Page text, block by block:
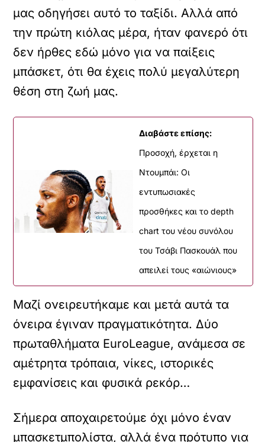
μας οδηγήσει αυτό το ταξίδι. Αλλά από
την πρώτη κιόλας μέρα, ήταν φανερό ότι
δεν ήρθες εδώ μόνο για να παίξεις
μπάσκετ, ότι θα έχεις πολύ μεγαλύτερη
θέση στη ζωή μας.
Διαβάστε επίσης:
Προσοχή, έρχεται η
Ντουμπάι: Οι
εντυπωσιακές
προσθήκες και το depth
chart του νέου συνόλου
του Τσάβι Πασκουάλ που
απειλεί τους «αιώνιους»
Μαζί ονειρευτήκαμε και μετά αυτά τα
όνειρα έγιναν πραγματικότητα. Δύο
πρωταθλήματα EuroLeague, ανάμεσα σε
αμέτρητα τρόπαια, νίκες, ιστορικές
εμφανίσεις και φυσικά ρεκόρ…
Σήμερα αποχαιρετούμε όχι μόνο έναν
μπασκετμπολίστα, αλλά ένα πρότυπο για